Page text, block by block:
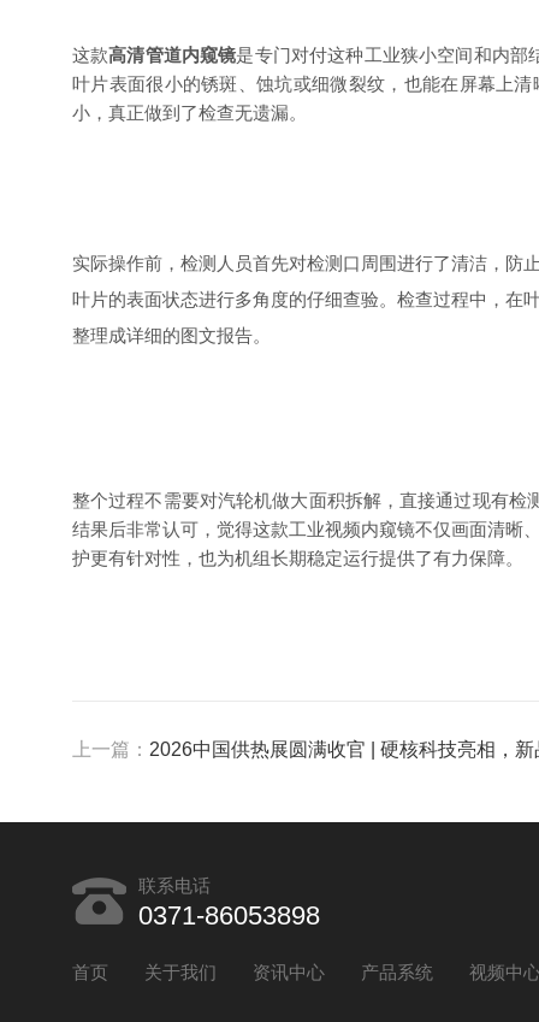
这款高清管道内窥镜是专门对付这种工业狭小空间和内部
叶片表面很小的锈斑 、蚀坑或细微裂纹， 也能在屏幕上清
小， 真正做到 了检查无遗漏。
实际操作前 ，检测 人员首先对检测口周围进行了清洁， 防
叶片的表面状态进行多角度的仔细查验。检查过程中， 在
整理成详细的图文报告。
整个过程不需要对汽轮机做大面积拆解，直接通过现有检
结果后非常认可，觉得这款工业视频内窥镜不仅画面清晰
护更有针对性，也为机组长期稳定运行提供了有力保障。
上一篇： 2026中国供热展圆满收官 | 硬核科技亮相，
联系电话
0371-86053898
首页 关于我们 资讯中心 产品系统 视频中